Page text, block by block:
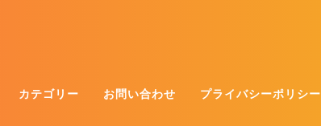
カテゴリー お問い合わせ プライバシーポリシー